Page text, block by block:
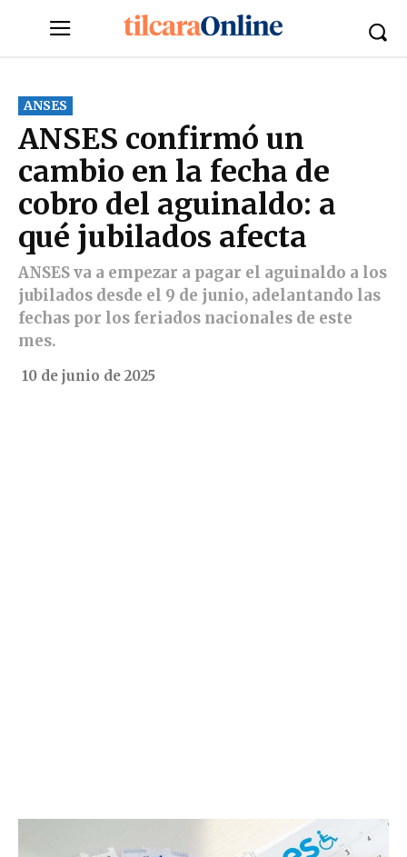
ANSES
ANSES confirmó un
cambio en la fecha de
cobro del aguinaldo: a
qué jubilados afecta
ANSES va a empezar a pagar el aguinaldo a los
jubilados desde el 9 de junio, adelantando las
fechas por los feriados nacionales de este
mes.
10 de junio de 2025